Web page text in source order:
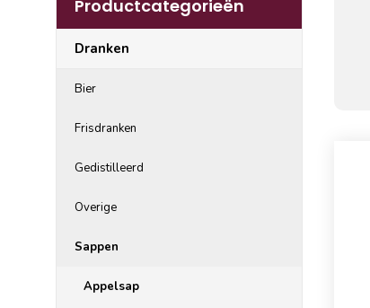
Productcategorieën
Dranken
Bier
Frisdranken
Gedistilleerd
Overige
Sappen
Appelsap